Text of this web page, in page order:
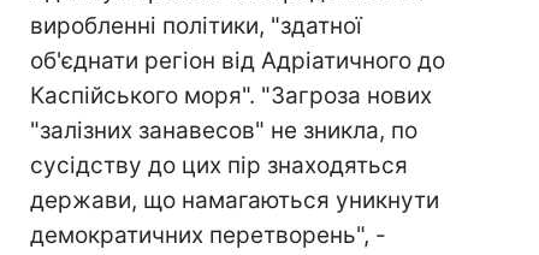
виробленні політики, "здатної
об'єднати регіон від Адріатичного до
Каспійського моря". "Загроза нових
"залізних занавесов" не зникла, по
сусідству до цих пір знаходяться
держави, що намагаються уникнути
демократичних перетворень", -